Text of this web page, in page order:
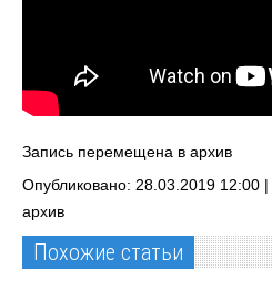
Запись перемещена в архив
Опубликовано: 28.03.2019 12:00 |
архив
Похожие статьи